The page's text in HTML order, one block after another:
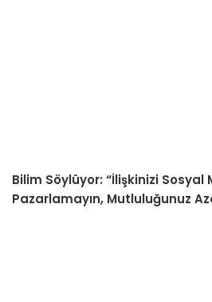
Bilim Söylüyor: “İlişkinizi Sosyal
Pazarlamayın, Mutluluğunuz